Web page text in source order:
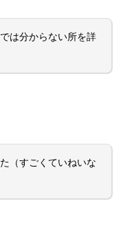
は分からない所を詳
（すごくていねいな